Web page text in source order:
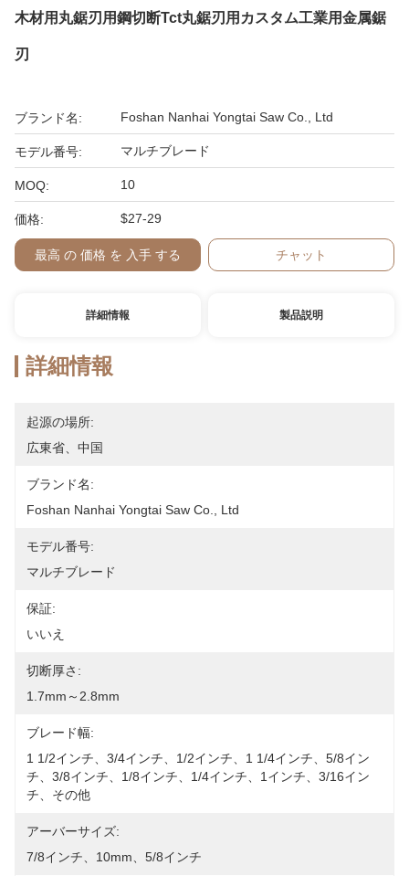
木材用丸鋸刃用鋼切断Tct丸鋸刃用カスタム工業用金属鋸
刃
ブランド名: Foshan Nanhai Yongtai Saw Co., Ltd
モデル番号: マルチブレード
MOQ: 10
価格: $27-29
最高 の 価格 を 入手 する チャット
詳細情報 製品説明
詳細情報
起源の場所:
広東省、中国
ブランド名:
Foshan Nanhai Yongtai Saw Co., Ltd
モデル番号:
マルチブレード
保証:
いいえ
切断厚さ:
1.7mm～2.8mm
ブレード幅:
1 1/2インチ、3/4インチ、1/2インチ、1 1/4インチ、5/8イン
チ、3/8インチ、1/8インチ、1/4インチ、1インチ、3/16イン
チ、その他
アーバーサイズ:
7/8インチ、10mm、5/8インチ